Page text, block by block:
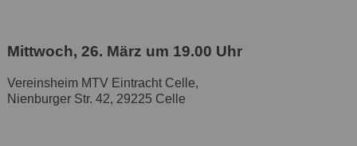
Mittwoch, 26. März um 19.00 Uhr
Vereinsheim MTV Eintracht Celle,
Nienburger Str. 42, 29225 Celle